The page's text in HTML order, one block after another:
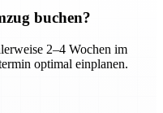
buchen?
2–4 Wochen im
optimal einplanen.